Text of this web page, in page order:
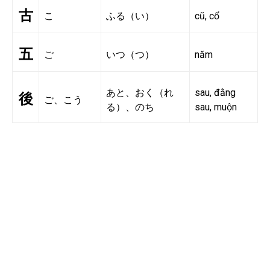
古 こ ふる（い） cũ, cổ
五 ご いつ（つ） năm
後 ご、こう
あと、おく（れ
る）、のち
sau, đằng
sau, muộn